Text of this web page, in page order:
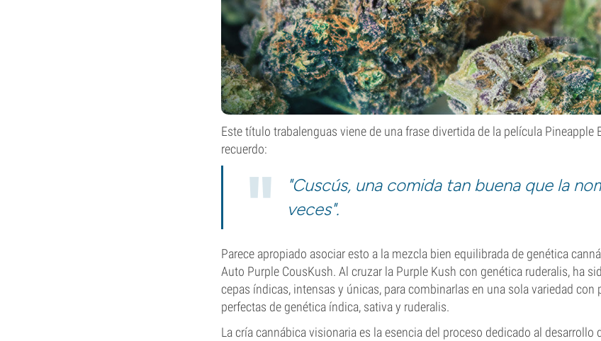
Este título trabalenguas viene de una frase divertida de la película Pineapple
recuerdo:
"Cuscús, una comida tan buena que la
veces".
Parece apropiado asociar esto a la mezcla bien equilibrada de genética
Auto Purple CousKush. Al cruzar la Purple Kush con genética ruderalis, ha
cepas índicas, intensas y únicas, para combinarlas en una sola variedad con
perfectas de genética índica, sativa y ruderalis.
La cría cannábica visionaria es la esencia del proceso dedicado al desarrollo